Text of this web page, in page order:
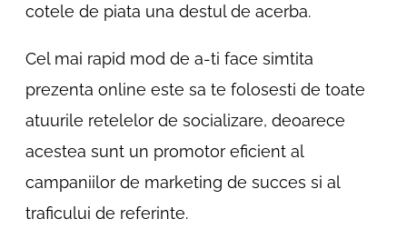
cotele de piata una destul de acerba.
Cel mai rapid mod de a-ti face simtita
prezenta online este sa te folosesti de toate
atuurile retelelor de socializare, deoarece
acestea sunt un promotor eficient al
campaniilor de marketing de succes si al
traficului de referinte.